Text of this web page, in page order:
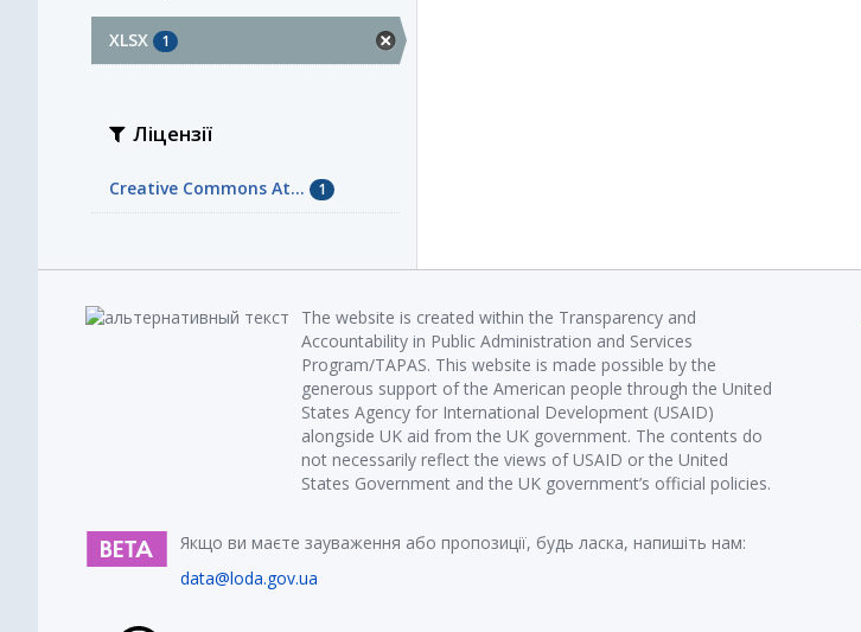
XLSX 1
Ліцензії
Creative Commons At... 1
The website is created within the Transparency and
Accountability in Public Administration and Services
Program/TAPAS. This website is made possible by the
generous support of the American people through the United
States Agency for International Development (USAID)
alongside UK aid from the UK government. The contents do
not necessarily reflect the views of USAID or the United
States Government and the UK government’s official policies.
Якщо ви маєте зауваження або пропозиції, будь ласка, напишіть нам:
data@loda.gov.ua